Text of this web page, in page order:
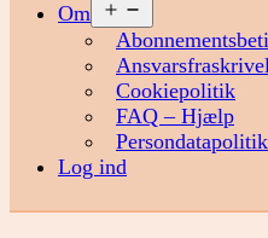
Om
menu
Cookiepolitik
FAQ – Hjælp
Persondatapolitik
Log ind